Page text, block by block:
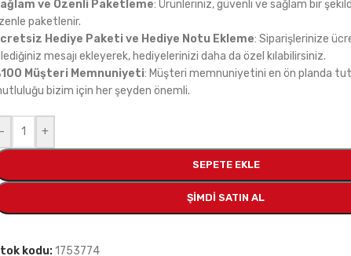
ve Özenli Paketleme: Ürünleriniz, güvenli ve sağlam bir
paketlenir.
Hediye Paketi ve Hediye Notu Ekleme: Siparişlerinize
mesajı ekleyerek, hediyelerinizi daha da özel kılabilirsiniz.
Müşteri Memnuniyeti: Müşteri memnuniyetini en ön planda
bizim için her şeyden önemli.
- +
SEPETE EKLE
ŞIMDI SATIN AL
kodu:1753774